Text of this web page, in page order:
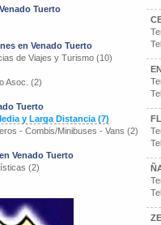
Tuerto
en Venado Tuerto
de Viajes y Turismo (10)
Asoc. (2)
Tuerto
y Larga Distancia (7)
- Combis/Minibuses - Vans (2)
Venado Tuerto
(2)